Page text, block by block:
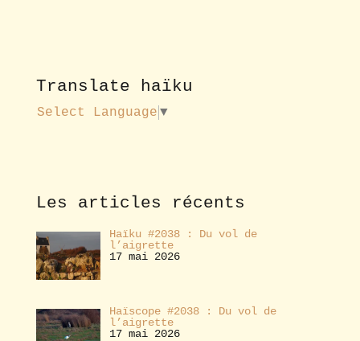
o
u
s
e
Translate haïku
Select Language ▼
Les articles récents
Haïku #2038 : Du vol de
l’aigrette
17 mai 2026
Haïscope #2038 : Du vol de
l’aigrette
17 mai 2026